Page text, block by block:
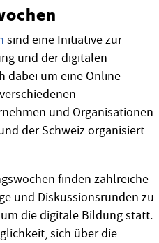
sind eine Initiative zur
und der digitalen
dabei um eine Online-
und Organisationen
der Schweiz organisiert
finden zahlreiche
und Diskussionsrunden zu
die digitale Bildung statt.
sich über die